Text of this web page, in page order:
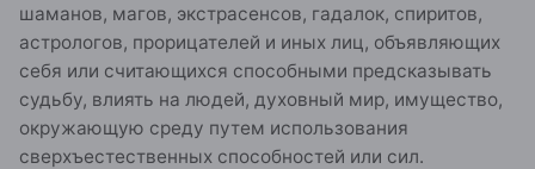
шаманов, магов, экстрасенсов, гадалок, спиритов,
астрологов, прорицателей и иных лиц, объявляющих
себя или считающихся способными предсказывать
судьбу, влиять на людей, духовный мир, имущество,
окружающую среду путем использования
сверхъестественных способностей или сил.